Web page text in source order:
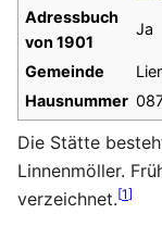
Adressbuch
von 1901
Ja
Gemeinde
Hausnummer
Die Stätte
Linnenmöller.
verzeichnet.[1]